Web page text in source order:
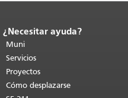
Fin del contenido de la página.
de esta página se repite en todas las
páginas.Volver al principio del
contenido principal
¿Necesitar ayuda?
Muni
Servicios
Proyectos
Cómo desplazarse